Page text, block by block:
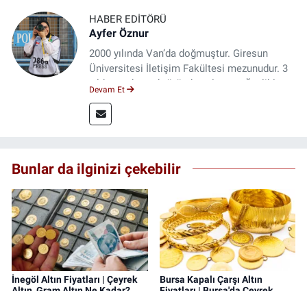
HABER EDITÖRÜ
Ayfer Öznur
2000 yılında Van’da doğmuştur. Giresun
Üniversitesi İletişim Fakültesi mezunudur. 3
yıldır medya sektöründe çalışıyor. Özelikle
Devam Et
Bunlar da ilginizi çekebilir
İnegöl Altın Fiyatları | Çeyrek
Bursa Kapalı Çarşı Altın